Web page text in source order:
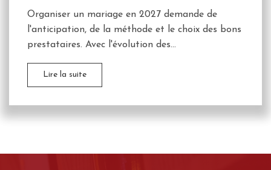
Organiser un mariage en 2027 demande de
l'anticipation, de la méthode et le choix des bons
prestataires. Avec l'évolution des...
Lire la suite